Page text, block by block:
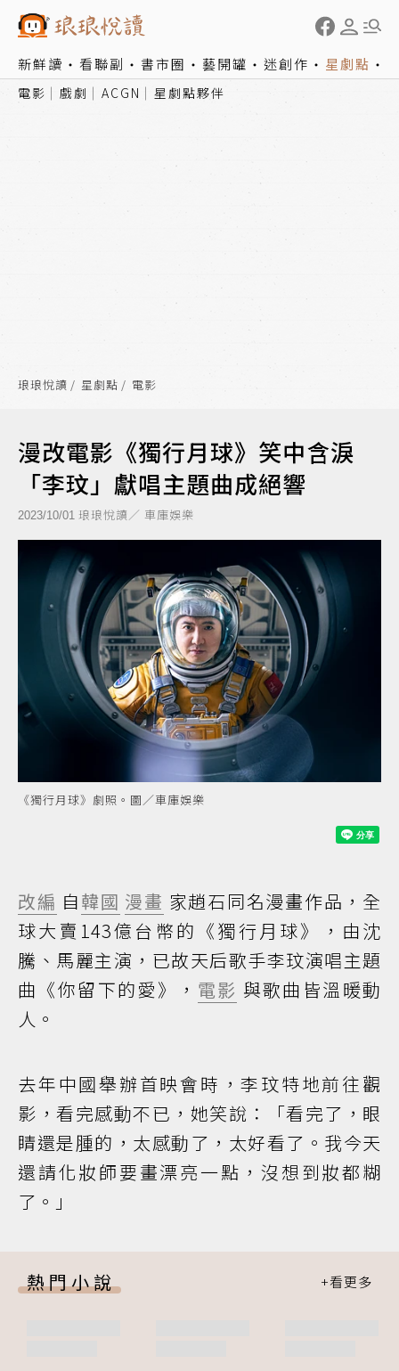
新鮮讀 看聯副 書市圈 藝開罐 迷創作 星劇點
電影 戲劇 ACGN 星劇點夥伴
琅琅悅讀 星劇點 電影
漫改電影《獨行月球》笑中含淚
「李玟」獻唱主題曲成絕響
2023/10/01 琅琅悅讀／ 車庫娛樂
《獨行月球》劇照。圖／車庫娛樂
改編 自韓國 漫畫 家趙石同名漫畫作品，全
球大賣143億台幣的《獨行月球》，由沈
騰、馬麗主演，已故天后歌手李玟演唱主題
曲《你留下的愛》， 電影 與歌曲皆溫暖動
人。
去年中國舉辦首映會時，李玟特地前往觀
影，看完感動不已，她笑說：「看完了，眼
睛還是腫的，太感動了，太好看了。我今天
還請化妝師要畫漂亮一點，沒想到妝都糊
了。」
熱門小說